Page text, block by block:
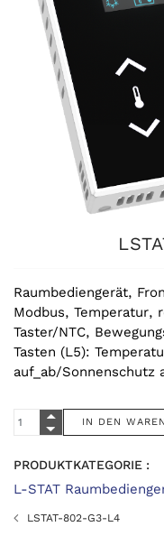
Raumbediengerät,
Modbus,
Taster/NTC,
Tasten (L5):
auf_ab/Sonnenschutz
PRODUKTKATEGORIE :
L-STAT
LSTAT-802-G3-L4